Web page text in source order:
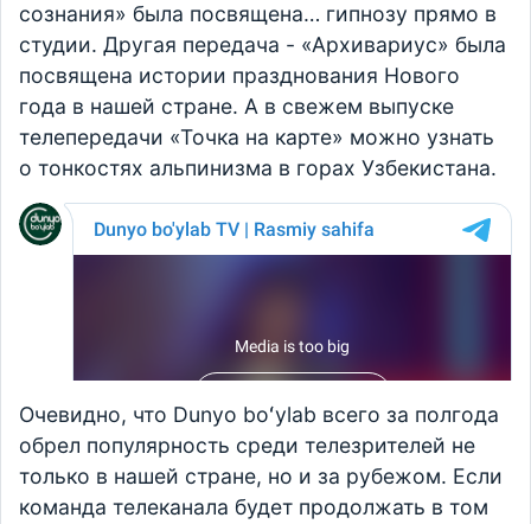
сознания» была посвящена… гипнозу прямо в
студии. Другая передача - «Архивариус» была
посвящена истории празднования Нового
года в нашей стране. А в свежем выпуске
телепередачи «Точка на карте» можно узнать
о тонкостях альпинизма в горах Узбекистана.
Очевидно, что Dunyo boʻylab всего за полгода
обрел популярность среди телезрителей не
только в нашей стране, но и за рубежом. Если
команда телеканала будет продолжать в том